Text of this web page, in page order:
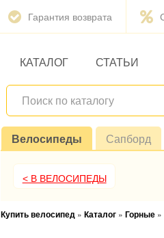
Гарантия возврата
КАТАЛОГ СТАТЬИ
Велосипеды Сапборд
< В ВЕЛОСИПЕДЫ
Купить велосипед » Каталог » Горные »